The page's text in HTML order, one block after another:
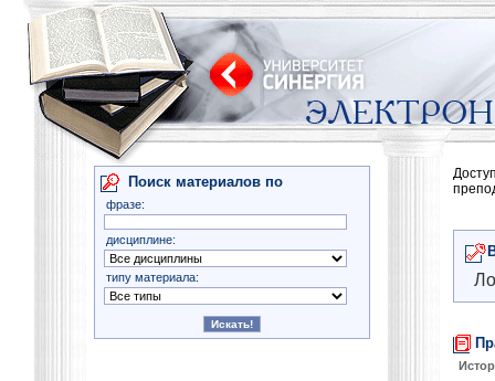
Поиск материалов по
фразе:
дисциплине:
типу материала: